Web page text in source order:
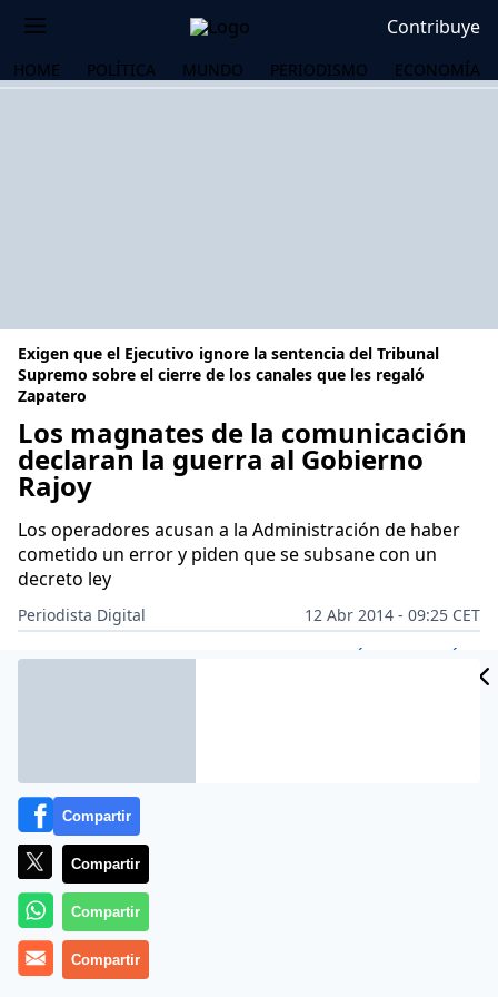
Contribuye
HOME POLÍTICA MUNDO PERIODISMO ECONOMÍA
Exigen que el Ejecutivo ignore la sentencia del Tribunal
Supremo sobre el cierre de los canales que les regaló
Zapatero
Los magnates de la comunicación
declaran la guerra al Gobierno
Rajoy
Los operadores acusan a la Administración de haber
cometido un error y piden que se subsane con un
decreto ley
Periodista Digital
12 Abr 2014 - 09:25 CET
Archivado en: DISNEY PAOLO VASILE TELEVISIÓN TELEVISIÓN
Compartir
Compartir
Compartir
Compartir